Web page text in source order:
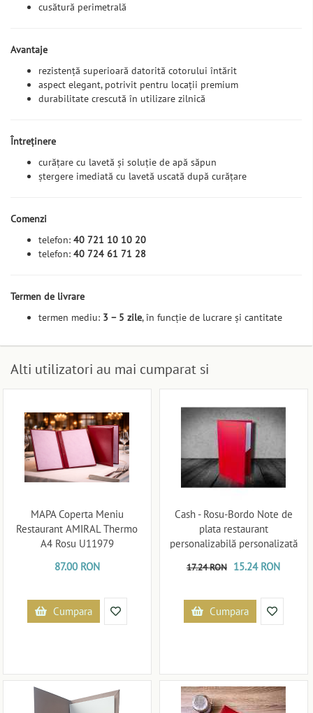
cusătură perimetrală
Avantaje
rezistență superioară datorită cotorului întărit
aspect elegant, potrivit pentru locații premium
durabilitate crescută în utilizare zilnică
Întreținere
curățare cu lavetă și soluție de apă săpun
ștergere imediată cu lavetă uscată după curățare
Comenzi
telefon: 40 721 10 10 20
telefon: 40 724 61 71 28
Termen de livrare
termen mediu: 3 – 5 zile, în funcție de lucrare și cantitate
Alti utilizatori au mai cumparat si
MAPA Coperta Meniu
Restaurant AMIRAL Thermo
A4 Rosu U11979
87.00 RON
Cumpara
Cash - Rosu-Bordo Note de
plata restaurant
personalizabilă personalizată
17.24 RON 15.24 RON
Cumpara